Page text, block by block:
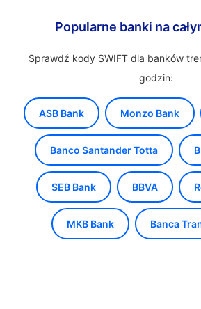
Popularne banki na
Sprawdź kody SWIFT dla banków
godzin:
ASB Bank Monzo Bank
Banco Santander Totta
SEB Bank BBVA
MKB Bank Banca